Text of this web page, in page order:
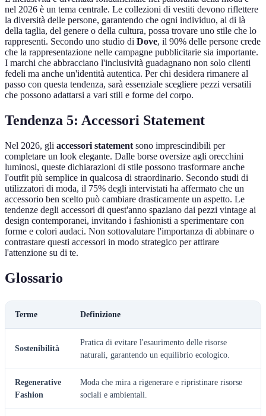
nel 2026 è un tema centrale. Le collezioni di vestiti devono riflettere
la diversità delle persone, garantendo che ogni individuo, al di là
della taglia, del genere o della cultura, possa trovare uno stile che lo
rappresenti. Secondo uno studio di Dove, il 90% delle persone crede
che la rappresentazione nelle campagne pubblicitarie sia importante.
I marchi che abbracciano l'inclusività guadagnano non solo clienti
fedeli ma anche un'identità autentica. Per chi desidera rimanere al
passo con questa tendenza, sarà essenziale scegliere pezzi versatili
che possono adattarsi a vari stili e forme del corpo.
Tendenza 5: Accessori Statement
Nel 2026, gli accessori statement sono imprescindibili per
completare un look elegante. Dalle borse oversize agli orecchini
luminosi, queste dichiarazioni di stile possono trasformare anche
l'outfit più semplice in qualcosa di straordinario. Secondo studi di
utilizzatori di moda, il 75% degli intervistati ha affermato che un
accessorio ben scelto può cambiare drasticamente un aspetto. Le
tendenze degli accessori di quest'anno spaziano dai pezzi vintage ai
design contemporanei, invitando i fashionisti a sperimentare con
forme e colori audaci. Non sottovalutare l'importanza di abbinare o
contrastare questi accessori in modo strategico per attirare
l'attenzione su di te.
Glossario
Terme Definizione
Sostenibilità
Pratica di evitare l'esaurimento delle risorse
naturali, garantendo un equilibrio ecologico.
Regenerative
Fashion
Moda che mira a rigenerare e ripristinare risorse
sociali e ambientali.